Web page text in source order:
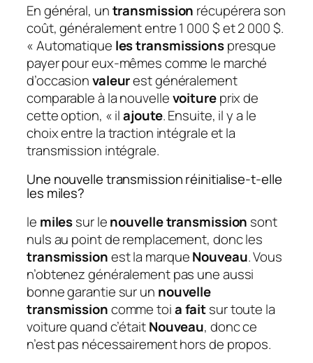
En général, untransmission récupérera son
coût, généralement entre 1 000 $ et 2 000 $.
« Automatique les transmissionspresque
payer pour eux-mêmes comme le marché
d’occasionvaleurest généralement
comparable à la nouvellevoitureprix de
cette option, « ilajoute. Ensuite, il y a le
choix entre la traction intégrale et la
transmission intégrale.
Une nouvelle transmission réinitialise-t-elle
les miles?
le milessur lenouvelle transmission sont
nuls au point de remplacement, donc les
transmissionest la marqueNouveau. Vous
n’obtenez généralement pas une aussi
bonne garantie sur un nouvelle
transmissioncomme toia faitsur toute la
voiture quand c’étaitNouveau, donc ce
n’est pas nécessairement hors de propos.